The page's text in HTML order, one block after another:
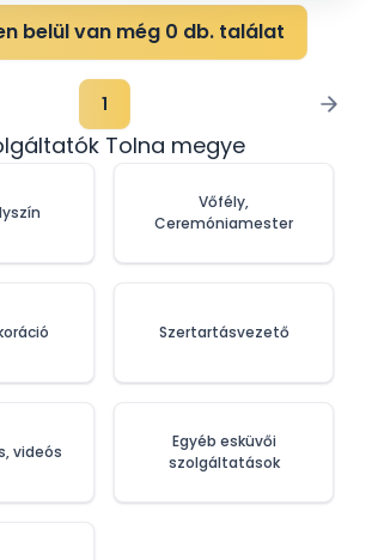
belül van még 0 db. találat
1
Tolna megye
videós
Vőfély,
Ceremóniamester
Szertartásvezető
Egyéb esküvői
szolgáltatások